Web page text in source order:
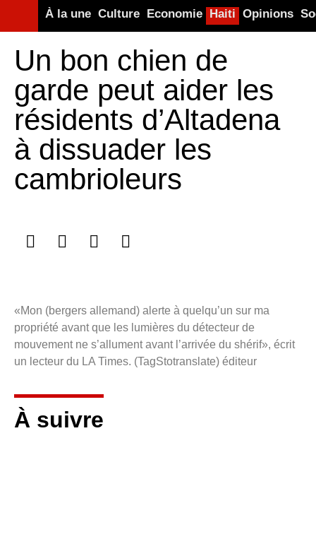
À la une Culture Economie Haiti Opinions
Un bon chien de
garde peut aider les
résidents d’Altadena
à dissuader les
cambrioleurs
«Mon (bergers allemand) alerte à quelqu’un sur ma
propriété avant que les lumières du détecteur de
mouvement ne s’allument avant l’arrivée du shérif», écrit
un lecteur du LA Times. (TagStotranslate) éditeur
À suivre